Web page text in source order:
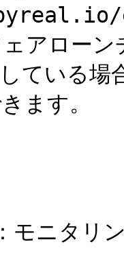
アロー
ている
ます。
ニタリ